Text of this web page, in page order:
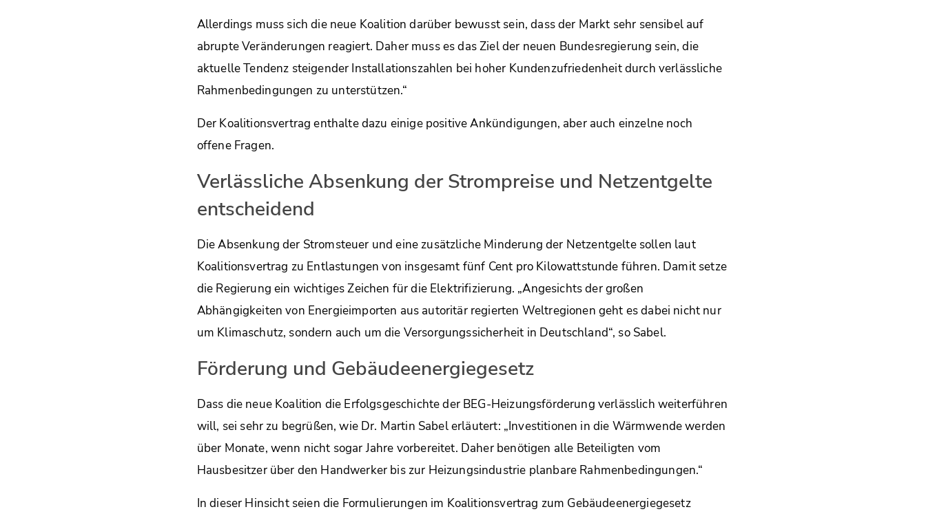
Allerdings muss sich die neue Koalition darüber bewusst sein, dass der Markt sehr sensibel auf
abrupte Veränderungen reagiert. Daher muss es das Ziel der neuen Bundesregierung sein, die
aktuelle Tendenz steigender Installationszahlen bei hoher Kundenzufriedenheit durch verlässliche
Rahmenbedingungen zu unterstützen.“
Der Koalitionsvertrag enthalte dazu einige positive Ankündigungen, aber auch einzelne noch
offene Fragen.
Verlässliche Absenkung der Strompreise und Netzentgelte
entscheidend
Die Absenkung der Stromsteuer und eine zusätzliche Minderung der Netzentgelte sollen laut
Koalitionsvertrag zu Entlastungen von insgesamt fünf Cent pro Kilowattstunde führen. Damit setze
die Regierung ein wichtiges Zeichen für die Elektrifizierung. „Angesichts der großen
Abhängigkeiten von Energieimporten aus autoritär regierten Weltregionen geht es dabei nicht nur
um Klimaschutz, sondern auch um die Versorgungssicherheit in Deutschland“, so Sabel.
Förderung und Gebäudeenergiegesetz
Dass die neue Koalition die Erfolgsgeschichte der BEG-Heizungsförderung verlässlich weiterführen
will, sei sehr zu begrüßen, wie Dr. Martin Sabel erläutert: „Investitionen in die Wärmwende werden
über Monate, wenn nicht sogar Jahre vorbereitet. Daher benötigen alle Beteiligten vom
Hausbesitzer über den Handwerker bis zur Heizungsindustrie planbare Rahmenbedingungen.“
In dieser Hinsicht seien die Formulierungen im Koalitionsvertrag zum Gebäudeenergiegesetz